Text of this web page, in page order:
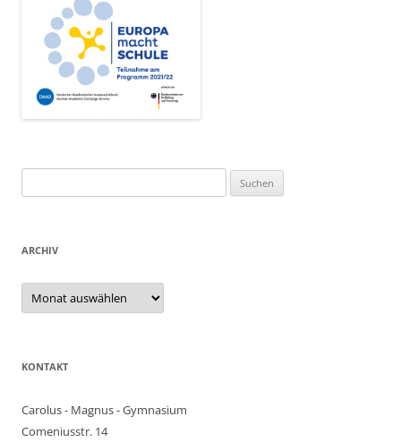
nach:
ARCHIV
Archiv
KONTAKT
Carolus - Magnus - Gymnasium
Comeniusstr. 14